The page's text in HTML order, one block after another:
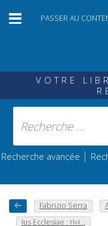
PASSER AU
VOTRE
Recherche avancée |
Fabrizio Serra
Ius Ecclesiae : rivi...